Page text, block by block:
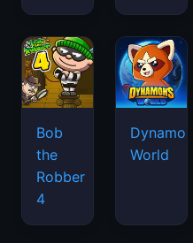
Bob
the
Robber
4
Dynamons
World